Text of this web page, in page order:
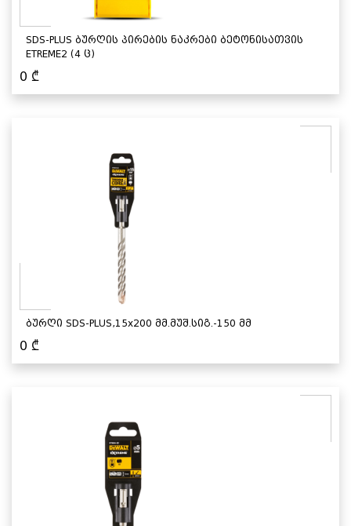
SDS-PLUS ბურღის პირების ნაკრები ბეტონისათვის
ETREME2 (4 ც)
0 ₾
ბურღი SDS-PLUS,15x200 მმ.მუშ.სიგ.-150 მმ
0 ₾